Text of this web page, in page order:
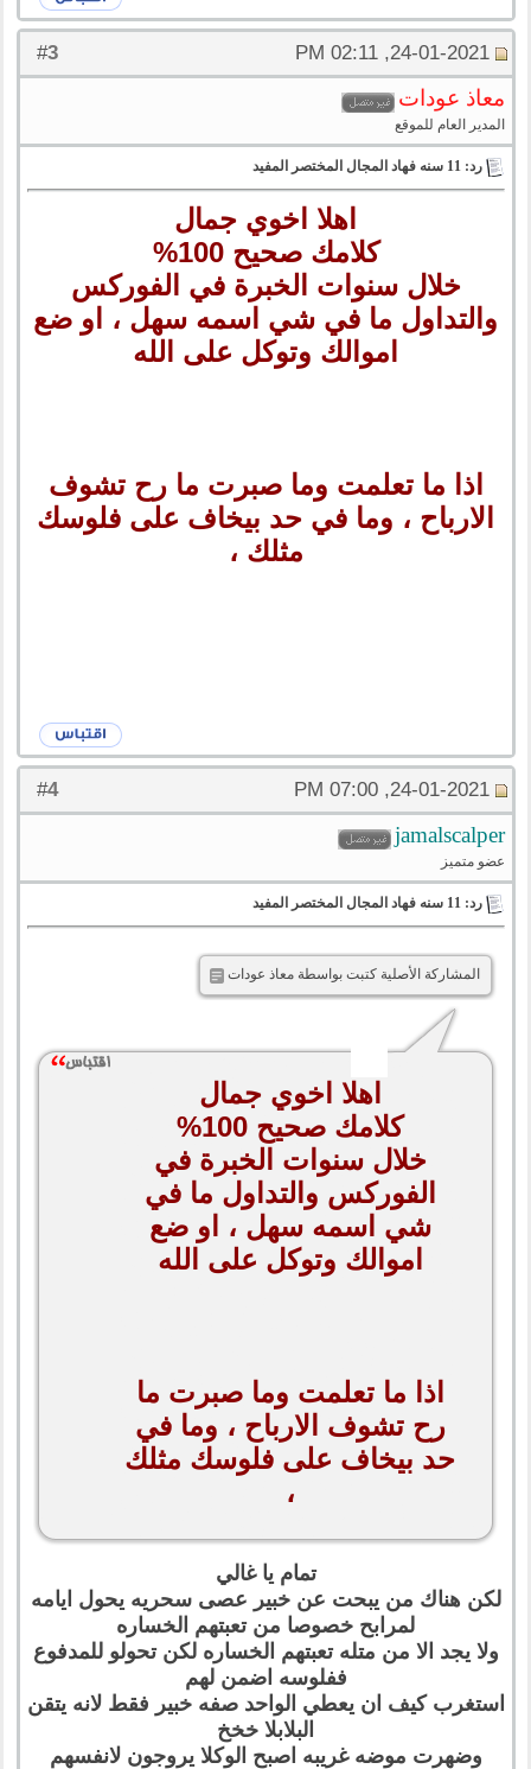
#
3 24-01-2021, 02:11 PM
معاذ عودات
المدير العام للموقع
رد: 11 سنه فهاد المجال المختصر المفيد
اهلا اخوي جمال
كلامك صحيح 100%
خلال سنوات الخبرة في الفوركس
والتداول ما في شي اسمه سهل ، او ضع
اموالك وتوكل على الله
اذا ما تعلمت وما صبرت ما رح تشوف
الارباح ، وما في حد بيخاف على فلوسك
مثلك ،
#
4 24-01-2021, 07:00 PM
jamalscalper
عضو متميز
رد: 11 سنه فهاد المجال المختصر المفيد
المشاركة الأصلية كتبت بواسطة معاذ عودات
اهلا اخوي جمال
كلامك صحيح 100%
خلال سنوات الخبرة في
الفوركس والتداول ما في
شي اسمه سهل ، او ضع
اموالك وتوكل على الله
اذا ما تعلمت وما صبرت ما
رح تشوف الارباح ، وما في
حد بيخاف على فلوسك مثلك
،
تمام يا غالي
لكن هناك من يبحت عن خبير عصى سحريه يحول ايامه
لمرابح خصوصا من تعبتهم الخساره
ولا يجد الا من متله تعبتهم الخساره لكن تحولو للمدفوع
ففلوسه اضمن لهم
استغرب كيف ان يعطي الواحد صفه خبير فقط لانه يتقن
البلابلا خخخ
وضهرت موضه غريبه اصبح الوكلا يروجون لانفسهم